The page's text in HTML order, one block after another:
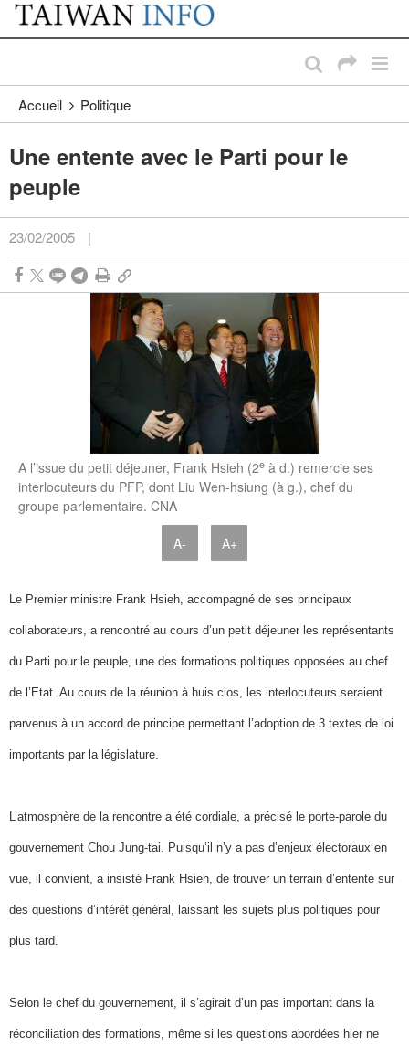
Passer au contenu principal
:::
Accueil Politique
Une entente avec le Parti pour le
peuple
23/02/2005 |
A l’issue du petit déjeuner, Frank Hsieh (2e à d.) remercie ses
interlocuteurs du PFP, dont Liu Wen-hsiung (à g.), chef du
groupe parlementaire. CNA
A- A+
Le Premier ministre Frank Hsieh, accompagné de ses principaux
collaborateurs, a rencontré au cours d’un petit déjeuner les représentants
du Parti pour le peuple, une des formations politiques opposées au chef
de l’Etat. Au cours de la réunion à huis clos, les interlocuteurs seraient
parvenus à un accord de principe permettant l’adoption de 3 textes de loi
importants par la législature.
L’atmosphère de la rencontre a été cordiale, a précisé le porte-parole du
gouvernement Chou Jung-tai. Puisqu’il n’y a pas d’enjeux électoraux en
vue, il convient, a insisté Frank Hsieh, de trouver un terrain d’entente sur
des questions d’intérêt général, laissant les sujets plus politiques pour
plus tard.
Selon le chef du gouvernement, il s’agirait d’un pas important dans la
réconciliation des formations, même si les questions abordées hier ne